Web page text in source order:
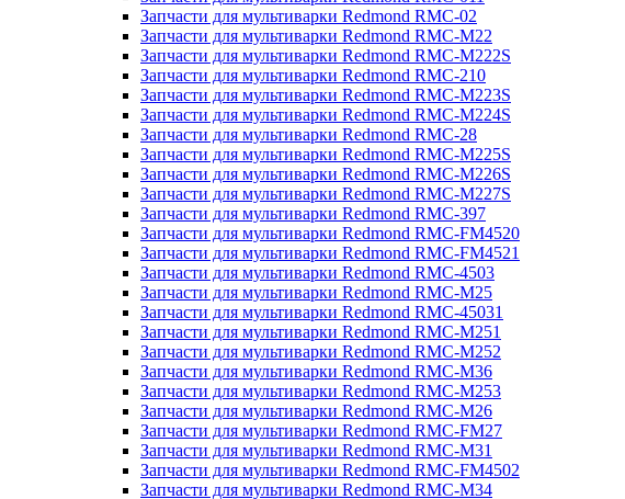
Запчасти для мультиварки Redmond RMC-02
Запчасти для мультиварки Redmond RMC-M22
Запчасти для мультиварки Redmond RMC-M222S
Запчасти для мультиварки Redmond RMC-210
Запчасти для мультиварки Redmond RMC-M223S
Запчасти для мультиварки Redmond RMC-M224S
Запчасти для мультиварки Redmond RMC-28
Запчасти для мультиварки Redmond RMC-M225S
Запчасти для мультиварки Redmond RMC-M226S
Запчасти для мультиварки Redmond RMC-M227S
Запчасти для мультиварки Redmond RMC-397
Запчасти для мультиварки Redmond RMC-FM4520
Запчасти для мультиварки Redmond RMC-FM4521
Запчасти для мультиварки Redmond RMC-4503
Запчасти для мультиварки Redmond RMC-M25
Запчасти для мультиварки Redmond RMC-45031
Запчасти для мультиварки Redmond RMC-M251
Запчасти для мультиварки Redmond RMC-M252
Запчасти для мультиварки Redmond RMC-M36
Запчасти для мультиварки Redmond RMC-M253
Запчасти для мультиварки Redmond RMC-M26
Запчасти для мультиварки Redmond RMC-FM27
Запчасти для мультиварки Redmond RMC-M31
Запчасти для мультиварки Redmond RMC-FM4502
Запчасти для мультиварки Redmond RMC-M34